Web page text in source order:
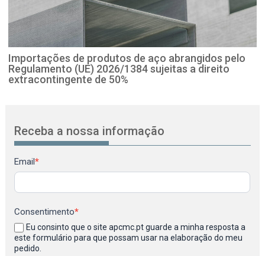
Importações de produtos de aço abrangidos pelo
Regulamento (UE) 2026/1384 sujeitas a direito
extracontingente de 50%
Receba a nossa informação
Newsletter
Email*
Consentimento*
Eu consinto que o site apcmc.pt guarde a minha resposta a
este formulário para que possam usar na elaboração do meu
pedido.